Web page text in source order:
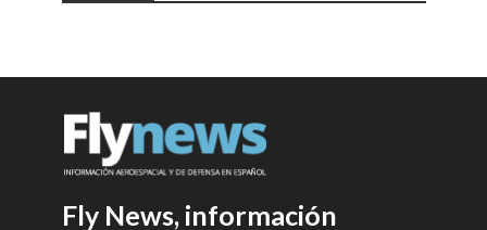
Fly News, información